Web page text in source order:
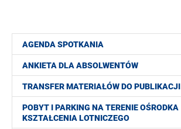
AGENDA SPOTKANIA
ANKIETA DLA ABSOLWENTÓW
TRANSFER MATERIAŁÓW DO PUBLIKACJI
POBYT I PARKING NA TERENIE OŚRODKA
KSZTAŁCENIA LOTNICZEGO